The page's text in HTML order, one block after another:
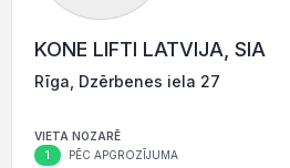
KONE LIFTI LATVIJA, SIA
Rīga, Dzērbenes iela 27
VIETA NOZARĒ
1 PĒC APGROZĪJUMA